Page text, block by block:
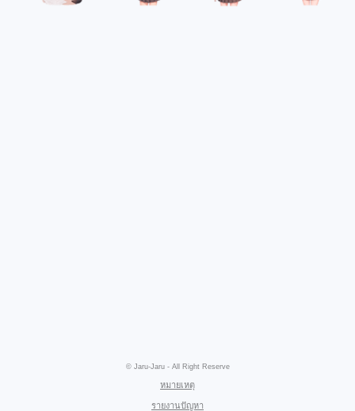
© Jaru-Jaru - All Right Reserve
หมายเหตุ
รายงานปัญหา